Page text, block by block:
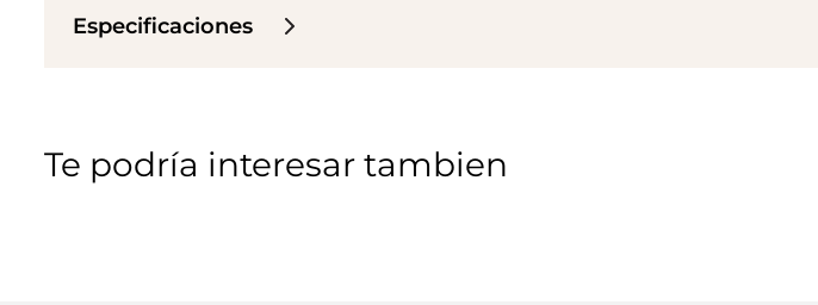
Especificaciones
Te podría interesar tambien